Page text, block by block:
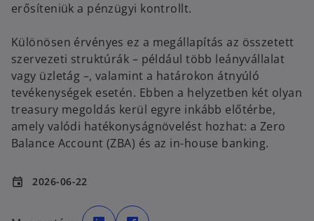
erősíteniük a pénzügyi kontrollt.
Különösen érvényes ez a megállapítás az összetett
szervezeti struktúrák – például több leányvállalat
vagy üzletág –, valamint a határokon átnyúló
tevékenységek esetén. Ebben a helyzetben két olyan
treasury megoldás kerül egyre inkább előtérbe,
amely valódi hatékonyságnövelést hozhat: a Zero
Balance Account (ZBA) és az in-house banking.
event 2026-06-22
o
p p